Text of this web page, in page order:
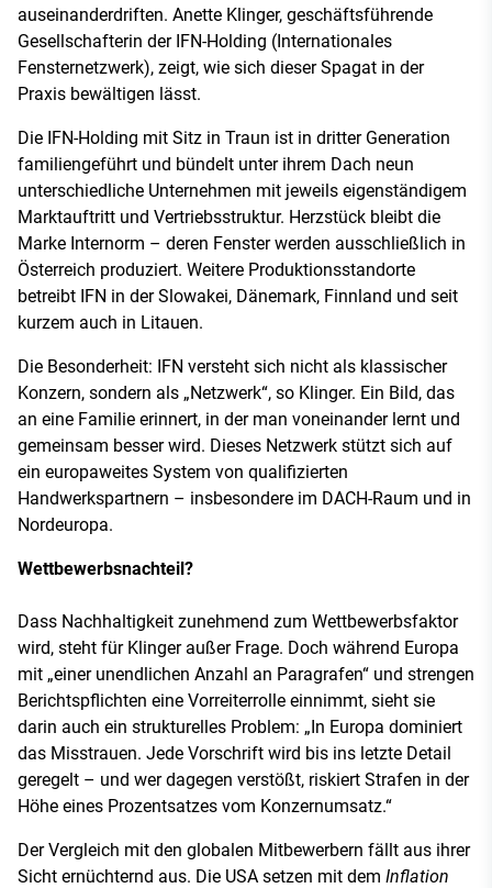
auseinanderdriften. Anette Klinger, geschäftsführende
Gesellschafterin der IFN-Holding (Internationales
Fensternetzwerk), zeigt, wie sich dieser Spagat in der
Praxis bewältigen lässt.
Die IFN-Holding mit Sitz in Traun ist in dritter Generation
familiengeführt und bündelt unter ihrem Dach neun
unterschiedliche Unternehmen mit jeweils eigenständigem
Marktauftritt und Vertriebsstruktur. Herzstück bleibt die
Marke Internorm – deren Fenster werden ausschließlich in
Österreich produziert. Weitere Produktionsstandorte
betreibt IFN in der Slowakei, Dänemark, Finnland und seit
kurzem auch in Litauen.
Die Besonderheit: IFN versteht sich nicht als klassischer
Konzern, sondern als „Netzwerk“, so Klinger. Ein Bild, das
an eine Familie erinnert, in der man voneinander lernt und
gemeinsam besser wird. Dieses Netzwerk stützt sich auf
ein europaweites System von qualifizierten
Handwerkspartnern – insbesondere im DACH-Raum und in
Nordeuropa.
Wettbewerbsnachteil?
Dass Nachhaltigkeit zunehmend zum Wettbewerbsfaktor
wird, steht für Klinger außer Frage. Doch während Europa
mit „einer unendlichen Anzahl an Paragrafen“ und strengen
Berichtspflichten eine Vorreiterrolle einnimmt, sieht sie
darin auch ein strukturelles Problem: „In Europa dominiert
das Misstrauen. Jede Vorschrift wird bis ins letzte Detail
geregelt – und wer dagegen verstößt, riskiert Strafen in der
Höhe eines Prozentsatzes vom Konzernumsatz.“
Der Vergleich mit den globalen Mitbewerbern fällt aus ihrer
Sicht ernüchternd aus. Die USA setzen mit dem Inflation